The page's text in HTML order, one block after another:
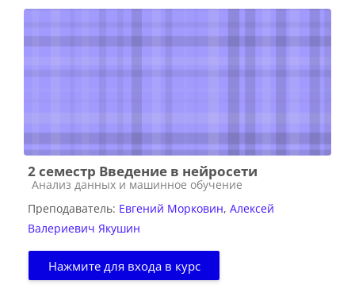
2 семестр Введение в нейросети
Категория курса
Анализ данных и машинное обучение
Преподаватель: Евгений Морковин, Алексей
Валериевич Якушин
Нажмите для входа в курс